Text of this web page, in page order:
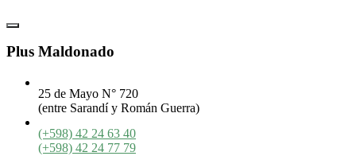
Plus Maldonado
25 de Mayo N° 720
(entre Sarandí y Román Guerra)
(+598) 42 24 63 40
(+598) 42 24 77 79